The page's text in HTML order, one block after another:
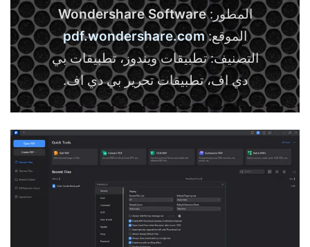
المطور:Wondershare Software
الموقع:pdf.wondershare.com
التصنيف: تطبيقات ويندوز، تطبيقات بي
دي اف، تطبيقات تحرير بي دي اف.